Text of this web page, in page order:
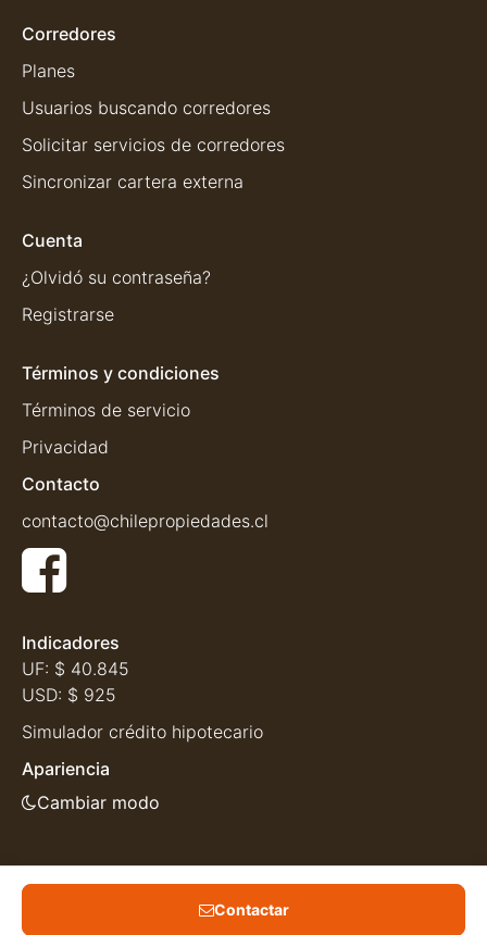
Contactar
Corredores
Planes
Usuarios buscando corredores
Solicitar servicios de corredores
Sincronizar cartera externa
Cuenta
¿Olvidó su contraseña?
Registrarse
Términos y condiciones
Términos de servicio
Privacidad
Contacto
contacto@chilepropiedades.cl
Indicadores
UF: $ 40.845
USD: $ 925
Simulador crédito hipotecario
Apariencia
Cambiar modo